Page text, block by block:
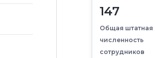
147
Общая штатная
численность
сотрудников